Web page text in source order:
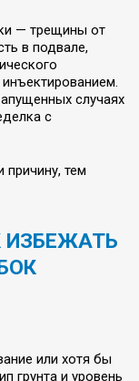
— трещины от
в подвале,
случаях
с
причину, тем
ИЗБЕЖАТЬ
или хотя бы
грунта и уровень